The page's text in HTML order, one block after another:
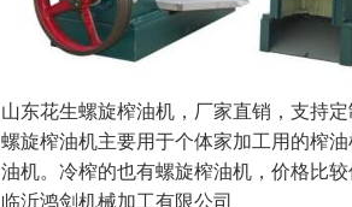
山东花生螺旋榨油机，厂家直销，支持定
螺旋榨油机主要用于个体家加工用的榨
油机。冷榨的也有螺旋榨油机，价格比
临沂鸿剑机械加工有限公司